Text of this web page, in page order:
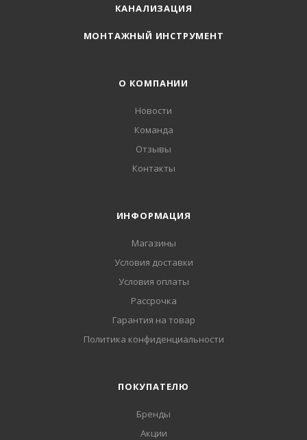
КАНАЛИЗАЦИЯ
МОНТАЖНЫЙ ИНСТРУМЕНТ
О КОМПАНИИ
Новости
Команда
Отзывы
Контакты
ИНФОРМАЦИЯ
Магазины
Условия доставки
Условия оплаты
Рассрочка
Гарантия на товар
Политика конфиденциальности
ПОКУПАТЕЛЮ
Бренды
Акции